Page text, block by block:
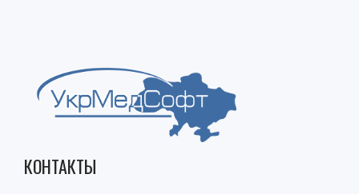
КОНТАКТЫ